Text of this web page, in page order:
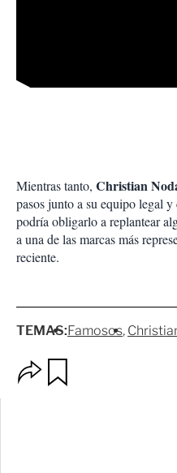
Mientras tanto, Christian
pasos junto a su equipo legal
podría obligarlo a replantear
a una de las marcas más
reciente.
TEMAS:Famosos
p